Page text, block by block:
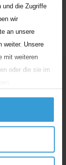
und die Zugriffe
wir
an unsere
weiter. Unsere
mit weiteren
oder die sie im
Einwilligung